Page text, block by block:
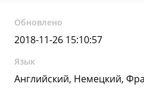
Обновлено
2018-11-26 15:10:57
Язык
Английский, Немецкий,